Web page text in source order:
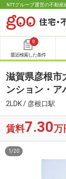
NTTグループ運営の不動
0
最近検索した条件
滋賀県彦根市
ンション・ア
2LDK / 彦根口駅
賃料7.30万
1 /20